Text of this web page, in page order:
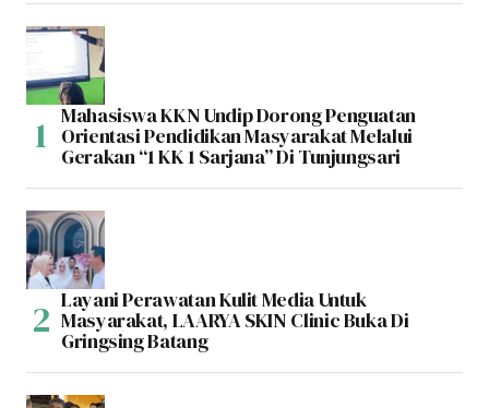
Mahasiswa KKN Undip Dorong Penguatan
Orientasi Pendidikan Masyarakat Melalui
Gerakan “1 KK 1 Sarjana” Di Tunjungsari
Layani Perawatan Kulit Media Untuk
Masyarakat, LAARYA SKIN Clinic Buka Di
Gringsing Batang